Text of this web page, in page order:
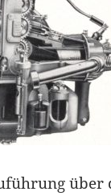
über